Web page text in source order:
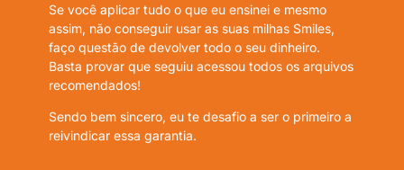
Se você aplicar tudo o que eu ensinei e mesmo
assim, não conseguir usar as suas milhas Smiles,
faço questão de devolver todo o seu dinheiro.
Basta provar que seguiu acessou todos os arquivos
recomendados!
Sendo bem sincero, eu te desafio a ser o primeiro a
reivindicar essa garantia.